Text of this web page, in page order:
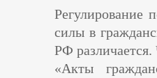
Регулирование
силы в
РФ различается.
«Акты